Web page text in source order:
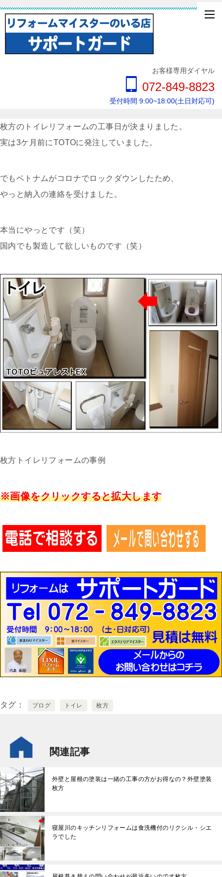
お客様専用ダイヤル
072-849-8823
受付時間 9:00~18:00(土日対応可)
枚方のトイレリフォームの工事日が決まりました。
実は3ケ月前にTOTOに発注していました。
でもベトナムがコロナでロックダウンしたため、
やっと納入の連絡を受けました。
本当にやっとです（笑）
国内でも製造して欲しいものです（笑）
枚方トイレリフォームの事例
※画像をクリックすると拡大します
タグ ブログ トイレ 枚方
関連記事
外壁と屋根の塗装は一緒の工事の方がお得なの？外壁塗装
枚方
寝屋川のキッチンリフォームは食洗機付のリクシル・シエ
ラでした